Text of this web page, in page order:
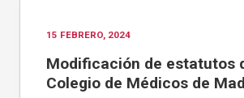
15 FEBRERO, 2024
Modificación de estatutos
Colegio de Médicos de